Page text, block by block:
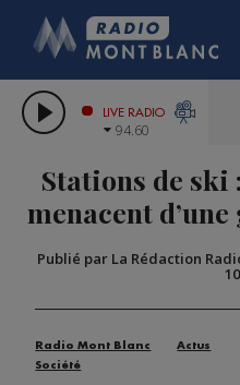
LES
GRAND MASSIF
COMPAGNIE
LIVE RADIO
94.60
Stations de ski
menacent
Publié par La Rédaction
Radio Mont Blanc
Actus
Société